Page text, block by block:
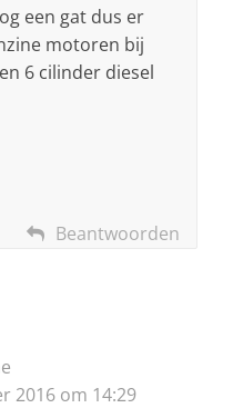
een gat dus er
motoren bij
6 cilinder diesel
Beantwoorden
2016 om 14:29